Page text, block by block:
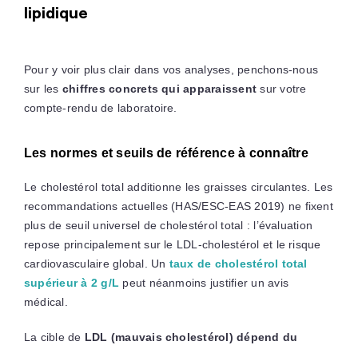
lipidique
Pour y voir plus clair dans vos analyses, penchons-nous
sur les chiffres concrets qui apparaissent sur votre
compte-rendu de laboratoire.
Les normes et seuils de référence à connaître
Le cholestérol total additionne les graisses circulantes. Les
recommandations actuelles (HAS/ESC-EAS 2019) ne fixent
plus de seuil universel de cholestérol total : l’évaluation
repose principalement sur le LDL-cholestérol et le risque
cardiovasculaire global. Un taux de cholestérol total
supérieur à 2 g/L peut néanmoins justifier un avis
médical.
La cible de LDL (mauvais cholestérol) dépend du